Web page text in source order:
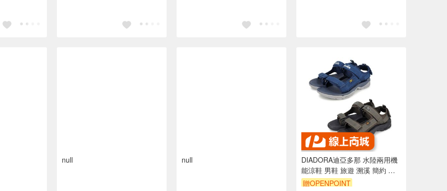
null null
DIADORA迪亞多那 水陸兩用機
能涼鞋 男鞋 旅遊 溯溪 簡約 魔
鬼氈 柔軟 彈性 減震 耐磨 耐穿
贈OPENPOINT